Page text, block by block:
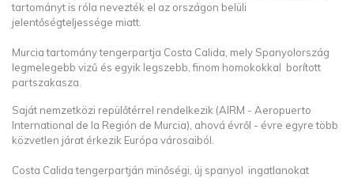
tartományt is róla nevezték el az országon belüli
jelentőségteljessége miatt.
Murcia tartomány tengerpartja Costa Calida, mely Spanyolország
legmelegebb vizű és egyik legszebb, finom homokokkal borított
partszakasza.
Saját nemzetközi repülőtérrel rendelkezik (AIRM - Aeropuerto
International de la Región de Murcia), ahová évről - évre egyre több
közvetlen járat érkezik Európa városaiból.
Costa Calida tengerpartján minőségi, új spanyol ingatlanokat